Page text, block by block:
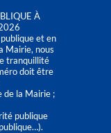
À
et en
Mairie, nous
tranquillité
doit être
de la Mairie ;
publique